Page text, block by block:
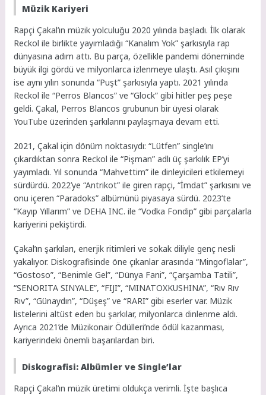
Müzik Kariyeri
Rapçi Çakal’ın müzik yolculuğu 2020 yılında başladı. İlk olarak
Reckol ile birlikte yayımladığı “Kanalım Yok” şarkısıyla rap
dünyasına adım attı. Bu parça, özellikle pandemi döneminde
büyük ilgi gördü ve milyonlarca izlenmeye ulaştı. Asıl çıkışını
ise aynı yılın sonunda “Puşt” şarkısıyla yaptı. 2021 yılında
Reckol ile “Perros Blancos” ve “Glock” gibi hitler peş peşe
geldi. Çakal, Perros Blancos grubunun bir üyesi olarak
YouTube üzerinden şarkılarını paylaşmaya devam etti.
2021, Çakal için dönüm noktasıydı: “Lütfen” single’ını
çıkardıktan sonra Reckol ile “Pişman” adlı üç şarkılık EP’yi
yayımladı. Yıl sonunda “Mahvettim” ile dinleyicileri etkilemeyi
sürdürdü. 2022’ye “Antrikot” ile giren rapçi, “İmdat” şarkısını ve
onu içeren “Paradoks” albümünü piyasaya sürdü. 2023’te
“Kayıp Yıllarım” ve DEHA INC. ile “Vodka Fondip” gibi parçalarla
kariyerini pekiştirdi.
Çakal’ın şarkıları, enerjik ritimleri ve sokak diliyle genç nesli
yakalıyor. Diskografisinde öne çıkanlar arasında “Mingoflalar”,
“Gostoso”, “Benimle Gel”, “Dünya Fani”, “Çarşamba Tatili”,
“SENORITA SINYALE”, “FIJI”, “MINATOXKUSHINA”, “Rıv Rıv
Rıv”, “Günaydın”, “Düşeş” ve “RARI” gibi eserler var. Müzik
listelerini altüst eden bu şarkılar, milyonlarca dinlenme aldı.
Ayrıca 2021’de Müzikonair Ödülleri’nde ödül kazanması,
kariyerindeki önemli başarılardan biri.
Diskografisi: Albümler ve Single’lar
Rapçi Çakal’ın müzik üretimi oldukça verimli. İşte başlıca